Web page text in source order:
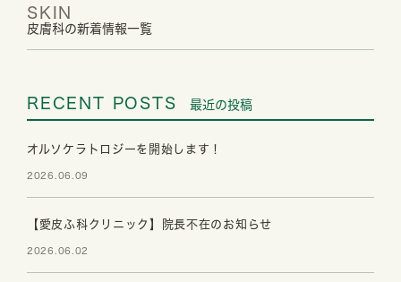
SKIN
皮膚科の新着情報一覧
RECENT POSTS 最近の投稿
オルソケラトロジーを開始します！
2026.06.09
【愛皮ふ科クリニック】院長不在のお知らせ
2026.06.02